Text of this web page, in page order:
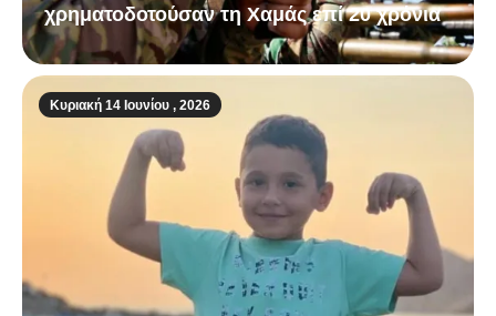
χρηματοδοτούσαν τη Χαμάς επί 20 χρόνια
Κυριακή 14 Ιουνίου , 2026